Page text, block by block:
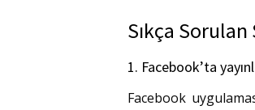
Sıkça
1. Facebook’ta
Facebook